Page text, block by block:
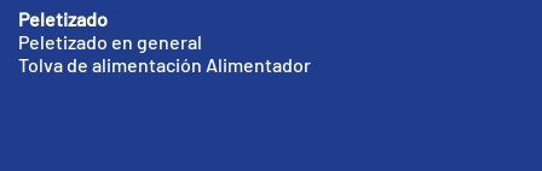
Peletizado
Peletizado en general
Tolva de alimentación Alimentador